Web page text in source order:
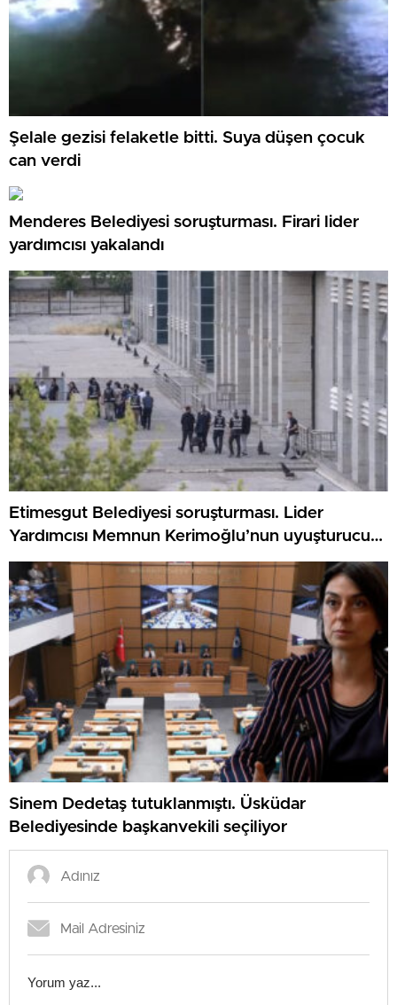
Şelale gezisi felaketle bitti. Suya düşen çocuk
can verdi
Menderes Belediyesi soruşturması. Firari lider
yardımcısı yakalandı
Etimesgut Belediyesi soruşturması. Lider
Yardımcısı Memnun Kerimoğlu’nun uyuşturucu
testi olumlu çıktı
Sinem Dedetaş tutuklanmıştı. Üsküdar
Belediyesinde başkanvekili seçiliyor